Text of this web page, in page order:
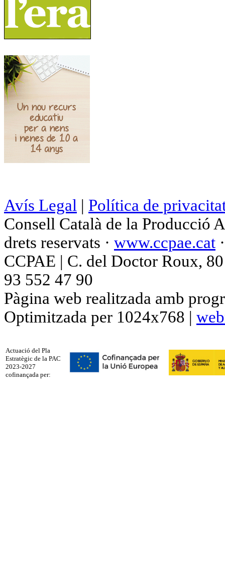
Avís Legal | Política de
Consell Català de la Producció
drets reservats · www.ccpae.cat
CCPAE | C. del Doctor Roux,
93 552 47 90
Pàgina web realitzada amb
Optimitzada per 1024x768 |
Actuació del Pla
Estratègic de la PAC
2023-2027
cofinançada per: